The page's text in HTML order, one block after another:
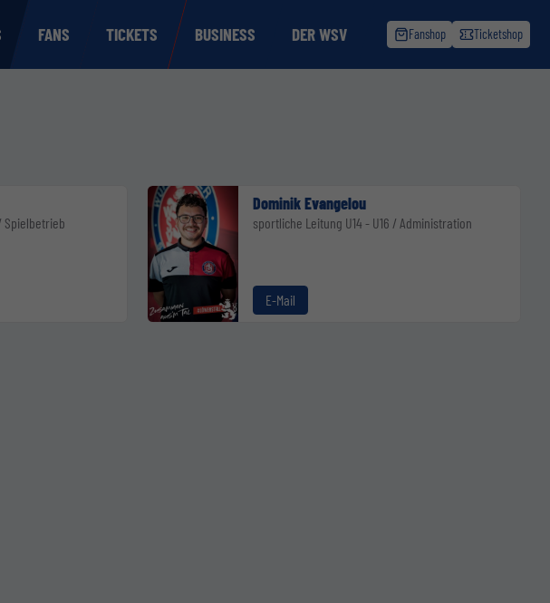
FANS TICKETS BUSINESS DER WSV Fanshop Ticketshop
Spielbetrieb
Dominik Evangelou
sportliche Leitung U14 - U16 / Administration
E-Mail